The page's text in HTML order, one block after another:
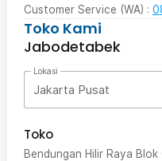
Customer Service (WA) :
Toko Kami
Jabodetabek
Lokasi
Jakarta Pusat
Toko
Bendungan Hilir Raya Blok